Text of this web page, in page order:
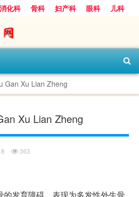
消化科 骨科 妇产科 眼科
儿科
经科
Gan Xu Lian Zheng
Xu Lian Zheng
363